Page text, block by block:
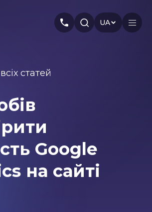
UA
цікаво
Meta Ads
статей
Google
на сайті